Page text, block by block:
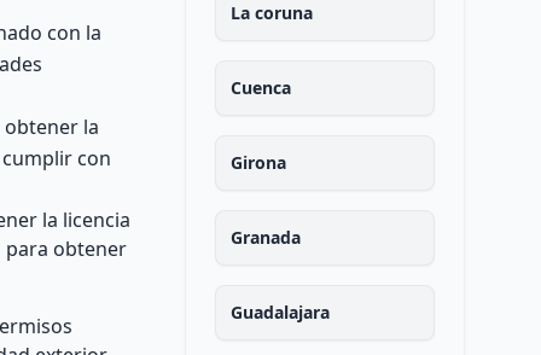
con la
la
con
la licencia
para obtener
La coruna
Cuenca
Girona
Granada
Guadalajara